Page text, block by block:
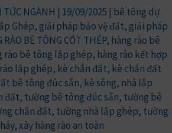
TỨC NGÀNH | 19/09/2025 | bê tông dự
Ghép, giải pháp bảo vệ đất, giải pháp
RÀO BÊ TÔNG CỐT THÉP, hàng rào bê
rào bê tông lắp ghép, hàng rào kết hợp
lắp ghép, kè chắn đất, kè chắn đất
bê tông đúc sẵn, kè sông, nhà lắp
đất, tường bê tông đúc sẵn, tường bê
chắn đất, tường nhà lắp ghép, tường
,xây hàng rào an toàn